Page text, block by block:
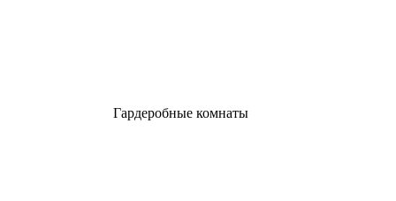
Гардеробные комнаты